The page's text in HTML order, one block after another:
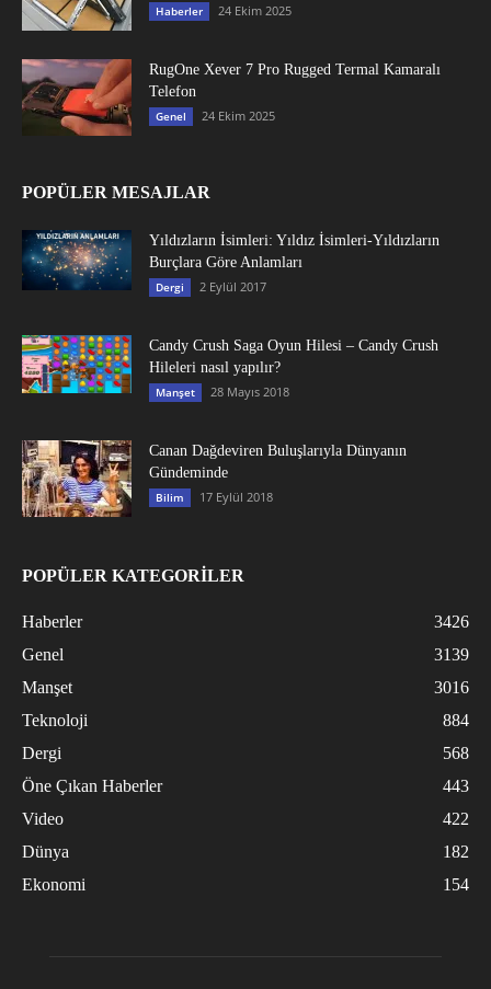
Haberler 24 Ekim 2025
RugOne Xever 7 Pro Rugged Termal Kamaralı
Telefon
Genel 24 Ekim 2025
POPÜLER MESAJLAR
Yıldızların İsimleri: Yıldız İsimleri-Yıldızların
Burçlara Göre Anlamları
Dergi 2 Eylül 2017
Candy Crush Saga Oyun Hilesi – Candy Crush
Hileleri nasıl yapılır?
Manşet 28 Mayıs 2018
Canan Dağdeviren Buluşlarıyla Dünyanın
Gündeminde
Bilim 17 Eylül 2018
POPÜLER KATEGORİLER
Haberler
3426
Genel
3139
Manşet
3016
Teknoloji
884
Dergi
568
Öne Çıkan Haberler
443
Video
422
Dünya
182
Ekonomi
154